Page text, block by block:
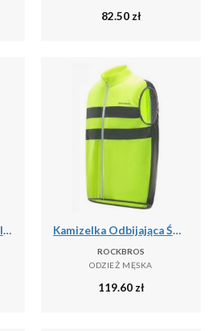
82.50zł
Męska Kurtka Soft Shell Mountdale Kamizelka Odbijająca Światło z Poliestru Kurtka Bezpieczeństwa Nocna
ROCKBROS
ODZIEŻ MĘSKA
119.60zł